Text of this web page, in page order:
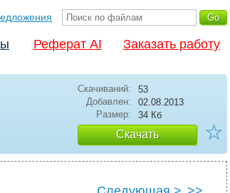
Реферат AI Заказать работу
Скачиваний:
53
Добавлен:
02.08.2013
Размер:
34 Кб
Скачать ☆